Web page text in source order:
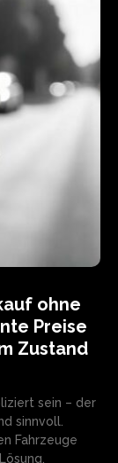
ohne
Preise
Zustand
sein – der
sinnvoll.
Fahrzeuge